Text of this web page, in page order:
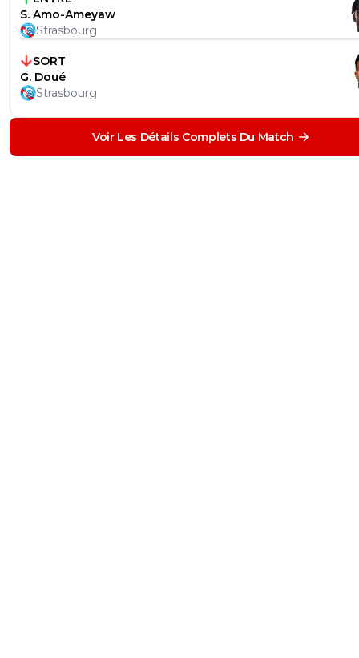
S. Amo-Ameyaw
Strasbourg
SORT
G. Doué
Strasbourg
Voir Les Détails Complets Du Match